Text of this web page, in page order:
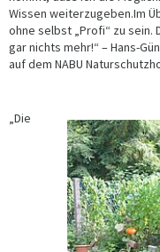
Wissen weiterzugeben.Im
ohne selbst „Profi“ zu sein.
gar nichts mehr!“ – Hans-
auf dem NABU
„Die